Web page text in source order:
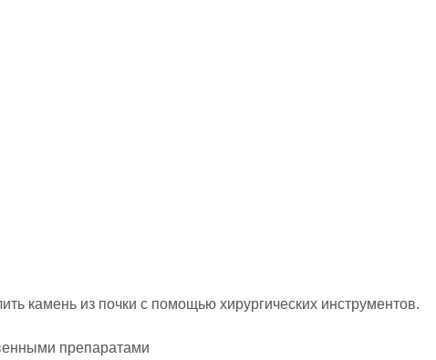
камень из почки с помощью хирургических инструментов.
препаратами